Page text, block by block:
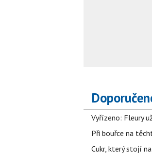
Vyřízeno: Fleury
Při bouřce na
Cukr, který stojí